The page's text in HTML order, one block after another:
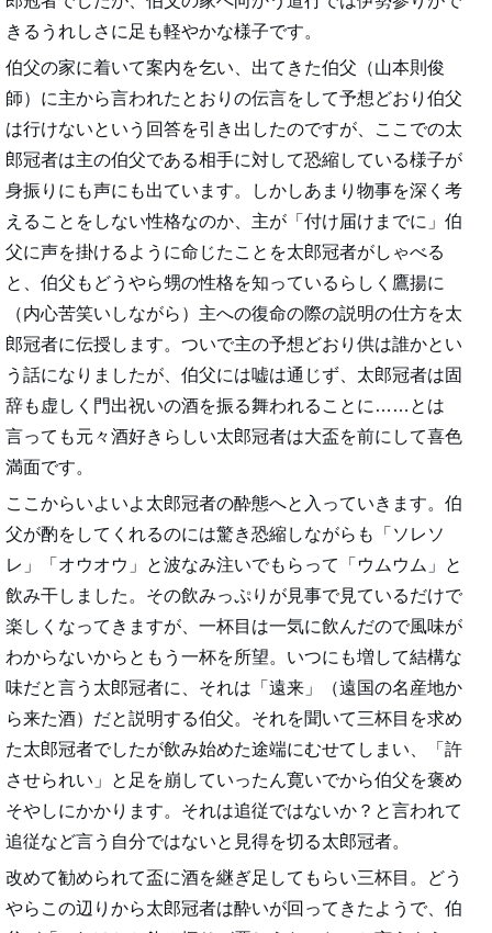
きるうれしさに足も軽やかな様子です。
伯父の家に着いて案内を乞い、出てきた伯父（山本則俊
師）に主から言われたとおりの伝言をして予想どおり伯父
は行けないという回答を引き出したのですが、ここでの太
郎冠者は主の伯父である相手に対して恐縮している様子が
身振りにも声にも出ています。しかしあまり物事を深く考
えることをしない性格なのか、主が「付け届けまでに」伯
父に声を掛けるように命じたことを太郎冠者がしゃべる
と、伯父もどうやら甥の性格を知っているらしく鷹揚に
（内心苦笑いしながら）主への復命の際の説明の仕方を太
郎冠者に伝授します。ついで主の予想どおり供は誰かとい
う話になりましたが、伯父には嘘は通じず、太郎冠者は固
辞も虚しく門出祝いの酒を振る舞われることに……とは
言っても元々酒好きらしい太郎冠者は大盃を前にして喜色
満面です。
ここからいよいよ太郎冠者の酔態へと入っていきます。伯
父が酌をしてくれるのには驚き恐縮しながらも「ソレソ
レ」「オウオウ」と波なみ注いでもらって「ウムウム」と
飲み干しました。その飲みっぷりが見事で見ているだけで
楽しくなってきますが、一杯目は一気に飲んだので風味が
わからないからともう一杯を所望。いつにも増して結構な
味だと言う太郎冠者に、それは「遠来」（遠国の名産地か
ら来た酒）だと説明する伯父。それを聞いて三杯目を求め
た太郎冠者でしたが飲み始めた途端にむせてしまい、「許
させられい」と足を崩していったん寛いでから伯父を褒め
そやしにかかります。それは追従ではないか？と言われて
追従など言う自分ではないと見得を切る太郎冠者。
改めて勧められて盃に酒を継ぎ足してもらい三杯目。どう
やらこの辺りから太郎冠者は酔いが回ってきたようで、伯